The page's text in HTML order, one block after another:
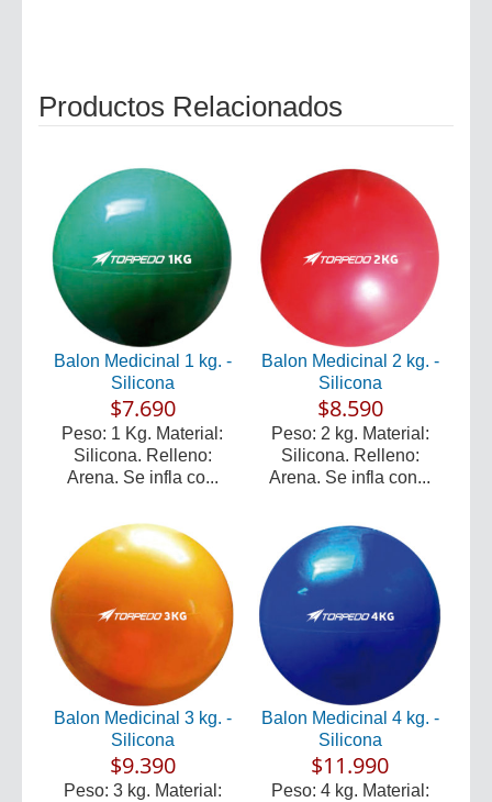
Productos Relacionados
Balon Medicinal 1 kg. -
Silicona
$7.690
Peso: 1 Kg. Material:
Silicona. Relleno:
Arena. Se infla co...
Balon Medicinal 2 kg. -
Silicona
$8.590
Peso: 2 kg. Material:
Silicona. Relleno:
Arena. Se infla con...
Balon Medicinal 3 kg. -
Silicona
$9.390
Peso: 3 kg. Material:
Balon Medicinal 4 kg. -
Silicona
$11.990
Peso: 4 kg. Material: